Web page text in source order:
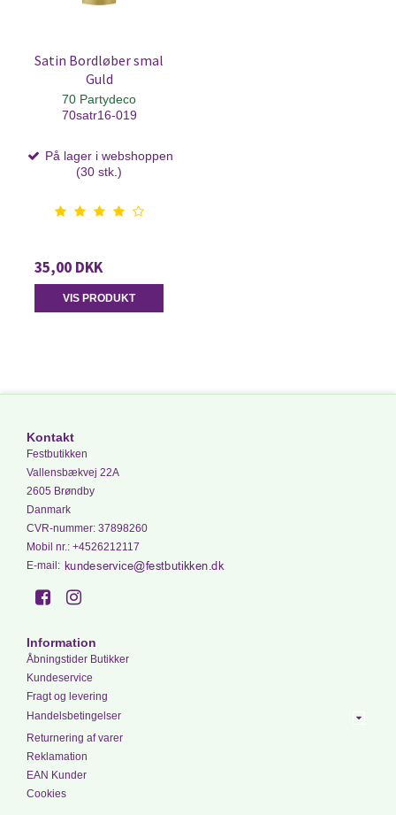
Satin Bordløber smal
Guld
70 Partydeco
70satr16-019
På lager i webshoppen
(30 stk.)
35,00 DKK
VIS PRODUKT
Kontakt
Festbutikken
Vallensbækvej 22A
2605 Brøndby
Danmark
CVR-nummer: 37898260
Mobil nr.: +4526212117
E-mail :
Information
Åbningstider Butikker
Kundeservice
Fragt og levering
Handelsbetingelser
Returnering af varer
Reklamation
EAN Kunder
Cookies